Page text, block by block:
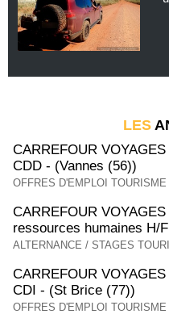
LES
CARREFOUR
CDD - (Vannes (56))
OFFRES D'EMPLOI TOURISME
CARREFOUR
ressources humaines H/
ALTERNANCE / STAGES
CARREFOUR
CDI - (St Brice (77))
OFFRES D'EMPLOI TOURISME